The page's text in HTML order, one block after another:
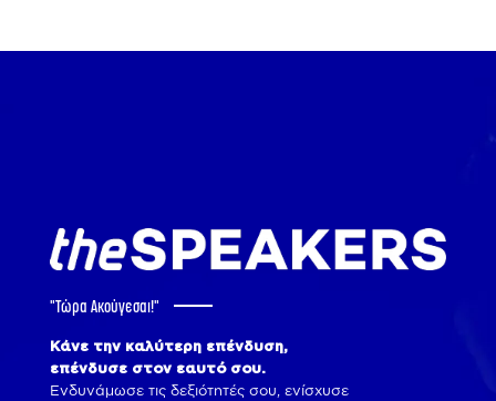
"Tώρα Ακούγεσαι!"
Κάνε την καλύτερη επένδυση,
επένδυσε στον εαυτό σου.
Ενδυνάμωσε τις δεξιότητές σου, ενίσχυσε